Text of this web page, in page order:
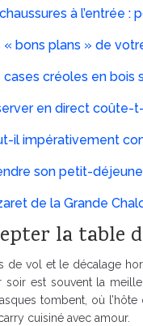
à l’entrée
« bons plans » de
cases créoles en
en direct coûte-
il impérativement
son petit-
de la Grande
la table
de vol et le décalage
soir est souvent la
tombent, où l’hôte
cuisiné avec amour.